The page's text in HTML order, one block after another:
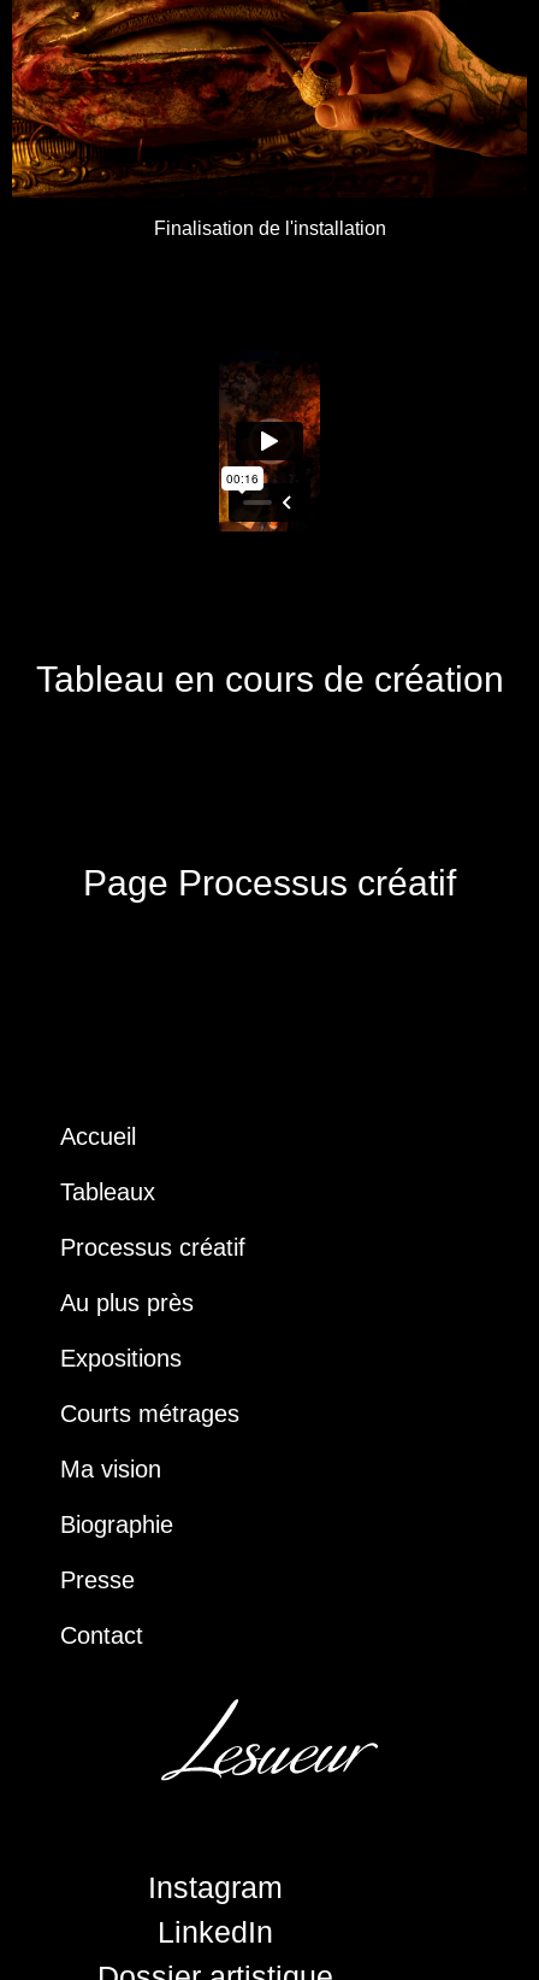
Finalisation de l'installation
Tableau en cours de création
Page Processus créatif
Accueil
Tableaux
Processus créatif
Au plus près
Expositions
Courts métrages
Ma vision
Biographie
Presse
Contact
Instagram
LinkedIn